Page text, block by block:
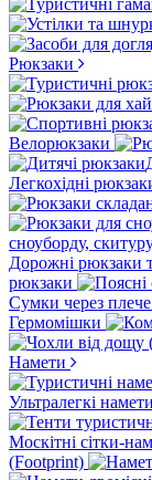
Рюкзаки
Велорюкзаки
Легкохідні
сноуборду,
Дорожні рюкзаки
рюкзаки
Сумки через плече
Гермомішки
Намети
Ультралегкі намети
Москітні сітки-
(Footprint)